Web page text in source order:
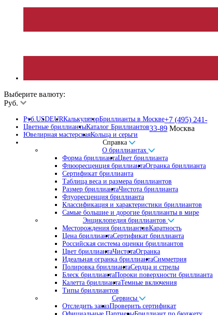
Выберите валюту:
Руб.
Руб.USDEURКалькуляторБриллианты в Москве
Цветные бриллиантыКаталог Бриллиантов
Ювелирная мастерскаяКольца и серьги
Справка
О бриллиантах
Форма бриллиантаЦвет бриллианта
Флюоресценция бриллиантаОгранка бриллианта
Сертификат бриллианта
Таблица веса и размера бриллиантов
Размер бриллиантаЧистота бриллианта
Флуоресценция бриллианта
Классификация и характеристики бриллиантов
Самые большие и дорогие бриллианты в мире
Энциклопедия бриллиантов
Месторождения бриллиантовКаратность
Цена бриллиантаСертификат бриллианта
Российская система оценки бриллиантов
Цвет бриллиантаЧистотаОгранка
Идеальная огранка бриллиантаСимметрия
Полировка бриллиантаСердца и стрелы
Блеск бриллиантаПороки поверхности бриллианта
Калетта бриллиантаТемные включения
Типы бриллиантов
Сервисы
Отследить заказПроверить сертификат
+7 (495) 241-
33-89 Москва